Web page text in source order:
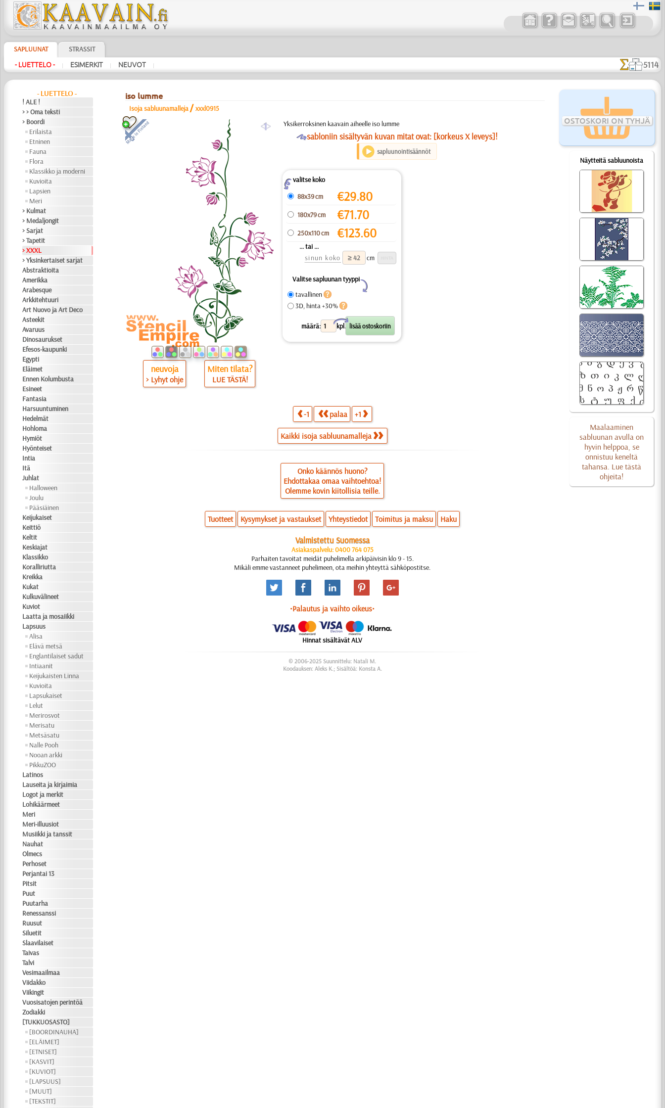
SAPLUUNAT STRASSIT
- LUETTELO - | ESIMERKIT | NEUVOT | 5114
- LUETTELO -
! ALE !
> > Oma teksti
> Boordi
Erilaista
Etninen
Fauna
Flora
Klassikko ja moderni
Kuvioita
Lapsien
Meri
> Kulmat
> Medaljongit
> Sarjat
> Tapetit
> XXXL
> Yksinkertaiset sarjat
Abstraktioita
Amerikka
Arabesque
Arkkitehtuuri
Art Nuovo ja Art Deco
Asteekit
Avaruus
Dinosaurukset
Efesos-kaupunki
Egypti
Eläimet
Ennen Kolumbusta
Esineet
Fantasia
Harsuuntuminen
Hedelmät
Hohloma
Hymiöt
Hyönteiset
Intia
Itä
Juhlat
Halloween
Joulu
Pääsiäinen
Keijukaiset
Keittiö
Keltit
Keskiajat
Klassikko
Koralliriutta
Kreikka
Kukat
Kulkuvälineet
Kuviot
Laatta ja mosaiikki
Lapsuus
Alisa
Elävä metsä
Englantilaiset sadut
Intiaanit
Keijukaisten Linna
Kuvioita
Lapsukaiset
Lelut
Merirosvot
Merisatu
Metsäsatu
Nalle Pooh
Nooan arkki
PikkuZOO
Latinos
Lauseita ja kirjaimia
Logot ja merkit
Lohikäärmeet
Meri
Meri-illuusiot
Musiikki ja tanssit
Nauhat
Olmecs
Perhoset
Perjantai 13
Pitsit
Puut
Puutarha
Renessanssi
Ruusut
Siluetit
Slaavilaiset
Taivas
Talvi
Vesimaailmaa
Viidakko
Viikingit
Vuosisatojen perintöä
Zodiakki
[TUKKUOSASTO]
[BOORDINAUHA]
[ELÄIMET]
[ETNISET]
[KASVIT]
[KUVIOT]
[LAPSUUS]
[MUUT]
[TEKSTIT]
OSTOSKORI ON TYHJÄ
Näytteitä sabluunoista
Maalaaminen
sabluunan avulla on
hyvin helppoa, se
onnistuu keneltä
tahansa. Lue tästä
ohjeita!
iso lumme
Isoja sabluunamalleja /xxxl0915
a
neuvoja
> Lyhyt ohje
Miten tilata?
LUE TÄSTÄ!
Yksikerroksinen kaavain aiheelle iso lumme
Osabloniin sisältyvän kuvan mitat ovat: [korkeus X leveys]!
sapluunointisäännöt
Zvalitse koko
88x39 cm
€29.80
180x79 cm €71.70
250x110 cm €123.60
... tai ...
sinun koko
cm
Valitse sapluunan tyyppi
Y
tavallinen
3D, hinta +30%
määrä: kpl.
X
-1 palaa +1
Kaikki isoja sabluunamalleja
Onko käännös huono?
Ehdottakaa omaa vaihtoehtoa!
Olemme kovin kiitollisia teille.
Tuotteet Kysymykset ja vastaukset Yhteystiedot Toimitus ja maksu Haku
Valmistettu Suomessa
Asiakaspalvelu: 0400 764 075
Parhaiten tavoitat meidät puhelimella arkipäivisin klo 9 - 15.
Mikäli emme vastanneet puhelimeen, ota meihin yhteyttä sähköpostitse.
•Palautus ja vaihto oikeus•
Hinnat sisältävät ALV
© 2006-2025 Suunnittelu: Natali M.
Koodauksen: Aleks K.; Sisältöä: Konsta A.